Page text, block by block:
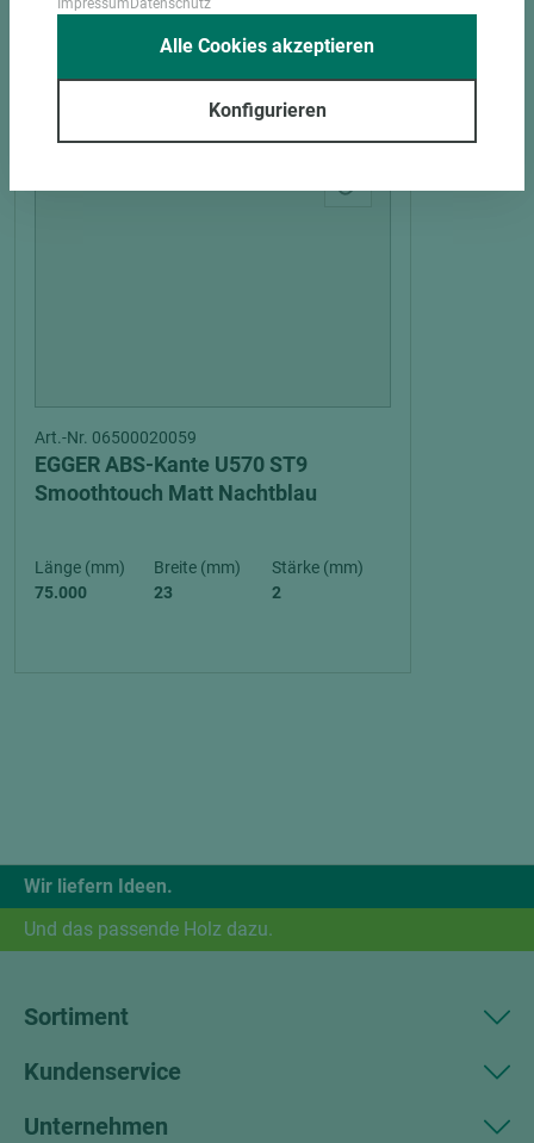
PASSENDES ZUBEHÖR
Art.-Nr. 06500020059
EGGER ABS-Kante U570 ST9
Smoothtouch Matt Nachtblau
Länge (mm)
75.000
Breite (mm)
23
Stärke (mm)
2
Wir liefern Ideen.
Und das passende Holz dazu.
Sortiment
Kundenservice
Unternehmen
Konfigurieren
Alle Cookies akzeptieren